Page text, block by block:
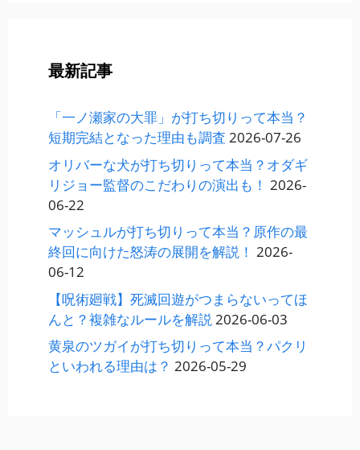
最新記事
「一ノ瀬家の大罪」が打ち切りって本当？
短期完結となった理由も調査 2026-07-26
オリバーな犬が打ち切りって本当？オダギ
リジョー監督のこだわりの演出も！ 2026-
06-22
マッシュルが打ち切りって本当？原作の最
終回に向けた怒涛の展開を解説！ 2026-
06-12
【呪術廻戦】死滅回遊がつまらないってほ
んと？複雑なルールを解説2026-06-03
黄泉のツガイが打ち切りって本当？パクリ
といわれる理由は？ 2026-05-29